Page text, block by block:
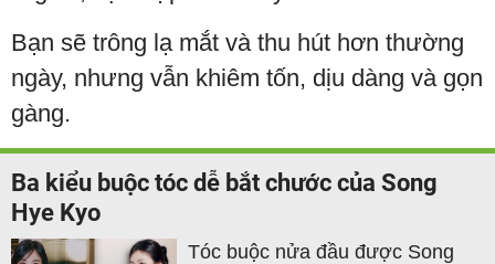
Bạn sẽ trông lạ mắt và thu hút hơn thường
ngày, nhưng vẫn khiêm tốn, dịu dàng và gọn
gàng.
Ba kiểu buộc tóc dễ bắt chước của Song
Hye Kyo
Tóc buộc nửa đầu được Song